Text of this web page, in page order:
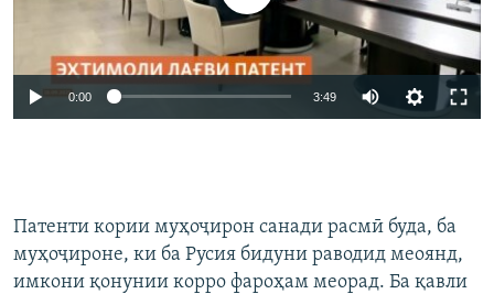
720p 1080p
0:00 3:49
1080p
Патенти кории муҳоҷирон санади расмӣ буда, ба
муҳоҷироне, ки ба Русия бидуни раводид меоянд,
имкони қонунии корро фароҳам меорад. Ба қавли